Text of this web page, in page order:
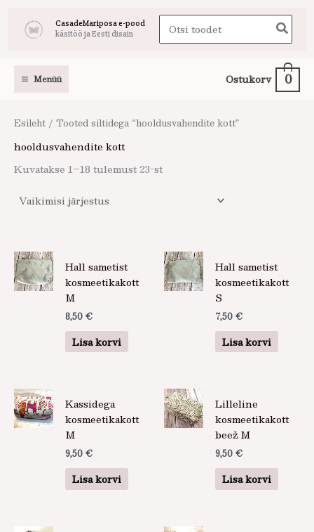
CasadeMariposa e-pood
käsitöö ja Eesti disain
Search
for:
Menüü Ostukorv 0
Esileht / Tooted siltidega “hooldusvahendite kott”
hooldusvahendite kott
Kuvatakse 1–18 tulemust 23-st
Hall sametist
kosmeetikakott
M
8,50 €
Lisa korvi
Hall sametist
kosmeetikakott
S
7,50 €
Lisa korvi
Kassidega
kosmeetikakott
M
9,50 €
Lisa korvi
Lilleline
kosmeetikakott
beež M
9,50 €
Lisa korvi